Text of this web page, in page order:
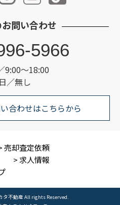
問い合わせ
9:00～18:00
／無し
5966
合わせはこちらから
売却査定依頼
求人情報
タ不動産 All rights Reserved.